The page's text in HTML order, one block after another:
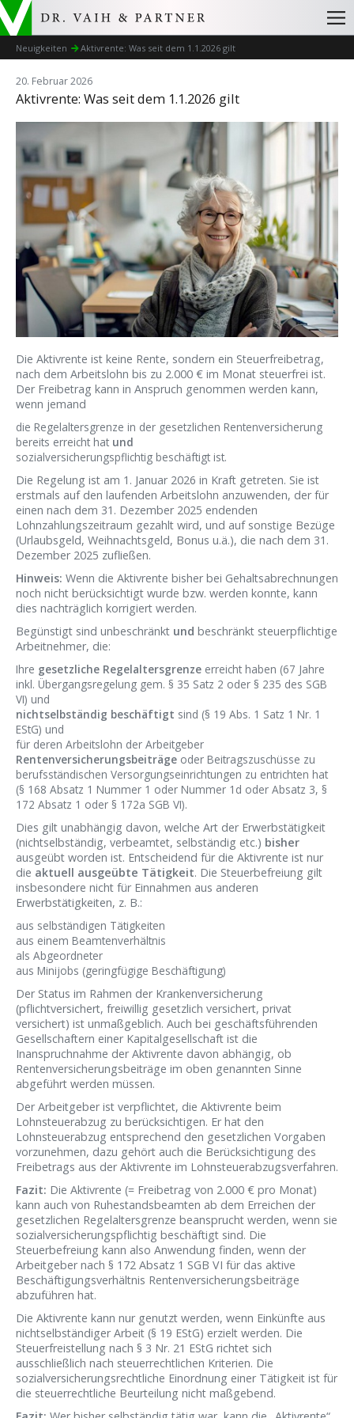
Neuigkeiten Aktivrente: Was seit dem 1.1.2026 gilt
20. Februar 2026
Aktivrente: Was seit dem 1.1.2026 gilt
Die Aktivrente ist keine Rente, sondern ein Steuerfreibetrag,
nach dem Arbeitslohn bis zu 2.000 € im Monat steuerfrei ist.
Der Freibetrag kann in Anspruch genommen werden kann,
wenn jemand
die Regelaltersgrenze in der gesetzlichen Rentenversicherung
bereits erreicht hat und
sozialversicherungspflichtig beschäftigt ist.
Die Regelung ist am 1. Januar 2026 in Kraft getreten. Sie ist
erstmals auf den laufenden Arbeitslohn anzuwenden, der für
einen nach dem 31. Dezember 2025 endenden
Lohnzahlungszeitraum gezahlt wird, und auf sonstige Bezüge
(Urlaubsgeld, Weihnachtsgeld, Bonus u.ä.), die nach dem 31.
Dezember 2025 zufließen.
Hinweis: Wenn die Aktivrente bisher bei Gehaltsabrechnungen
noch nicht berücksichtigt wurde bzw. werden konnte, kann
dies nachträglich korrigiert werden.
Begünstigt sind unbeschränkt und beschränkt steuerpflichtige
Arbeitnehmer, die:
Ihre gesetzliche Regelaltersgrenze erreicht haben (67 Jahre
inkl. Übergangsregelung gem. § 35 Satz 2 oder § 235 des SGB
VI) und
nichtselbständig beschäftigt sind (§ 19 Abs. 1 Satz 1 Nr. 1
EStG) und
für deren Arbeitslohn der Arbeitgeber
Rentenversicherungsbeiträge oder Beitragszuschüsse zu
berufsständischen Versorgungseinrichtungen zu entrichten hat
(§ 168 Absatz 1 Nummer 1 oder Nummer 1d oder Absatz 3, §
172 Absatz 1 oder § 172a SGB VI).
Dies gilt unabhängig davon, welche Art der Erwerbstätigkeit
(nichtselbständig, verbeamtet, selbständig etc.) bisher
ausgeübt worden ist. Entscheidend für die Aktivrente ist nur
die aktuell ausgeübte Tätigkeit. Die Steuerbefreiung gilt
insbesondere nicht für Einnahmen aus anderen
Erwerbstätigkeiten, z. B.:
aus selbständigen Tätigkeiten
aus einem Beamtenverhältnis
als Abgeordneter
aus Minijobs (geringfügige Beschäftigung)
Der Status im Rahmen der Krankenversicherung
(pflichtversichert, freiwillig gesetzlich versichert, privat
versichert) ist unmaßgeblich. Auch bei geschäftsführenden
Gesellschaftern einer Kapitalgesellschaft ist die
Inanspruchnahme der Aktivrente davon abhängig, ob
Rentenversicherungsbeiträge im oben genannten Sinne
abgeführt werden müssen.
Der Arbeitgeber ist verpflichtet, die Aktivrente beim
Lohnsteuerabzug zu berücksichtigen. Er hat den
Lohnsteuerabzug entsprechend den gesetzlichen Vorgaben
vorzunehmen, dazu gehört auch die Berücksichtigung des
Freibetrags aus der Aktivrente im Lohnsteuerabzugsverfahren.
Fazit: Die Aktivrente (= Freibetrag von 2.000 € pro Monat)
kann auch von Ruhestandsbeamten ab dem Erreichen der
gesetzlichen Regelaltersgrenze beansprucht werden, wenn sie
sozialversicherungspflichtig beschäftigt sind. Die
Steuerbefreiung kann also Anwendung finden, wenn der
Arbeitgeber nach § 172 Absatz 1 SGB VI für das aktive
Beschäftigungsverhältnis Rentenversicherungsbeiträge
abzuführen hat.
Die Aktivrente kann nur genutzt werden, wenn Einkünfte aus
nichtselbständiger Arbeit (§ 19 EStG) erzielt werden. Die
Steuerfreistellung nach § 3 Nr. 21 EStG richtet sich
ausschließlich nach steuerrechtlichen Kriterien. Die
sozialversicherungsrechtliche Einordnung einer Tätigkeit ist für
die steuerrechtliche Beurteilung nicht maßgebend.